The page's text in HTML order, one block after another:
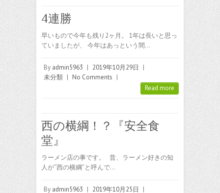
4連勝
早いもので今年も残り2ヶ月。 1年は長いと思っ
ていましたが、 今年はあっという間…
By admin5963 | 2019年10月29日
|
未分類 | No Comments |
Read more
西の横綱！？『安全食
堂』
ラーメン店の事です。 昔、ラーメン好きの知
人が“西の横綱”と呼んで…
By admin5963 | 2019年10月25日
|